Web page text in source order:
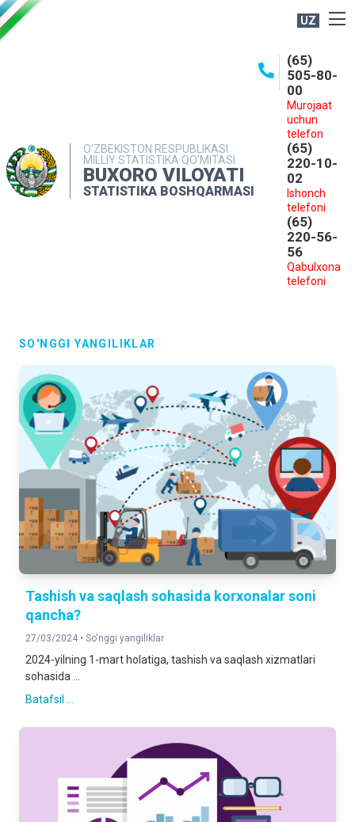
UZ
O‘ZBEKISTON RESPUBLIKASI
MILLIY STATISTIKA QO‘MITASI
BUXORO VILOYATI
STATISTIKA BOSHQARMASI
(65)
505-80-
00
Murojaat
uchun
telefon
(65)
220-10-
02
Ishonch
telefoni
(65)
220-56-
56
Qabulxona
telefoni
MATBUOT XIZMATI
MUROJAATLAR
SO'NGGI YANGILIKLAR
Tashish va saqlash sohasida korxonalar soni
qancha?
27/03/2024 • So'nggi yangiliklar
2024-yilning 1-mart holatiga, tashish va saqlash xizmatlari
sohasida ...
Batafsil ...